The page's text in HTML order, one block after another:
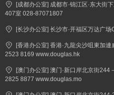
[成都办公室] 成都市·锦江区·东大街
407室 028-87071807
[长沙办公室] 长沙市·开福区万达广
[香港办公室] 香港·九龍尖沙咀東加
2523 8169 www.douglas.hk
[澳门办公室] 澳门·新口岸北京街
2825 8877 www.douglas.mo